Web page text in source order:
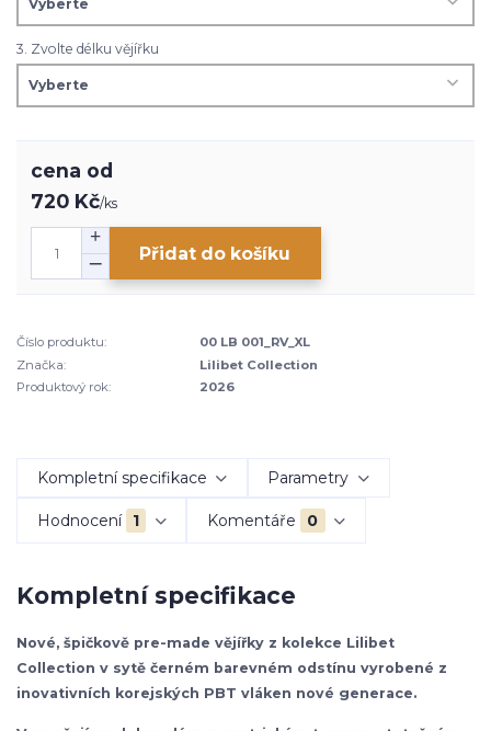
3. Zvolte délku vějířku
cena od
720 Kč/ks
Přidat do košíku
Číslo produktu:
00 LB 001_RV_XL
Značka:
Lilibet Collection
Produktový rok:
2026
Kompletní specifikace Parametry
Hodnocení 1 Komentáře 0
Kompletní specifikace
Nové, špičkově pre-made vějířky z kolekce Lilibet
Collection v sytě černém barevném odstínu vyrobené z
inovativních korejských PBT vláken nové generace.